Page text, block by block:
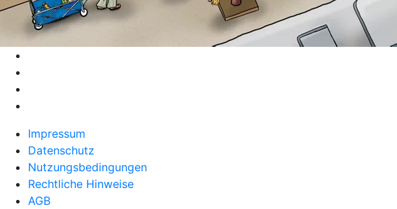
Impressum
Datenschutz
Nutzungsbedingungen
Rechtliche Hinweise
AGB